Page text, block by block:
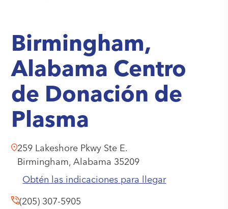
Birmingham,
Alabama Centro
de Donación de
Plasma
259 Lakeshore Pkwy Ste E.
Birmingham,Alabama 35209
Obtén las indicaciones para llegar
(205) 307-5905